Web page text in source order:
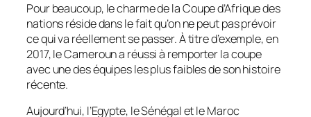
Pour beaucoup, le charme de la Coupe d’Afrique des
nations réside dans le fait qu’on ne peut pas prévoir
ce qui va réellement se passer. À titre d’exemple, en
2017, le Cameroun a réussi à remporter la coupe
avec une des équipes les plus faibles de son histoire
récente.
Aujourd’hui, l’Egypte, le Sénégal et le Maroc